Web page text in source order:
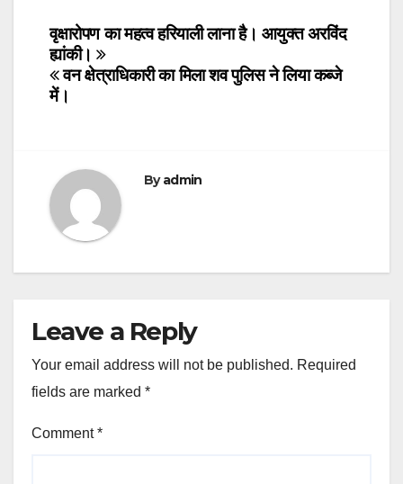
Post
navigation
वृक्षारोपण का महत्व हरियाली लाना है। आयुक्त अरविंद
ह्यांकी।
वन क्षेत्राधिकारी का मिला शव पुलिस ने लिया कब्जे
में।
Byadmin
Leave a Reply
Your email address will not be published. Required
fields are marked *
Comment*